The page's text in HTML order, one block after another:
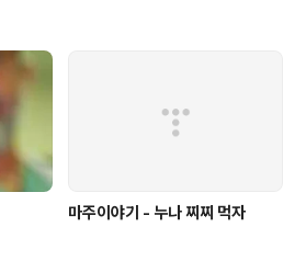
지나면 전달 카드사용금
일로 명세서가 온다. 이번
문자메세지보다 이메일
에 이메일 명세서를 열어
두 배에 해당하는 금액이
마주이야기 - 누나 찌찌 먹자